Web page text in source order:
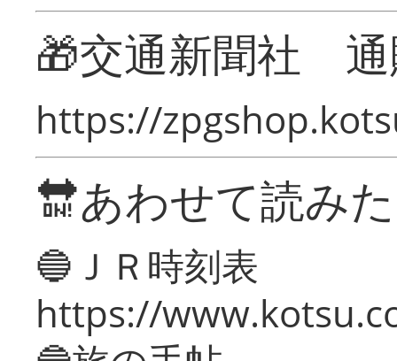
🎁交通新聞社
https://
🔛あわせて読み
🔵ＪＲ時刻表
https://